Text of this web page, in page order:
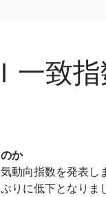
一致
か
動向指数を発表
りに低下となりま